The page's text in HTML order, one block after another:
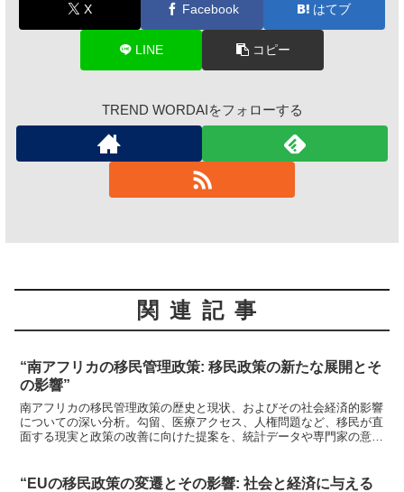
X Facebook はてブ
LINE コピー
TREND WORDAIをフォローする
関連記事
“南アフリカの移民管理政策: 移民政策の新たな展開とそ
の影響”
南アフリカの移民管理政策の歴史と現状、およびその社会経済的影響
についての深い分析。勾留、医療アクセス、人権問題など、移民が直
面する現実と政策の改善に向けた提案を、統計データや専門家の意見
“EUの移民政策の変遷とその影響: 社会と経済に与える